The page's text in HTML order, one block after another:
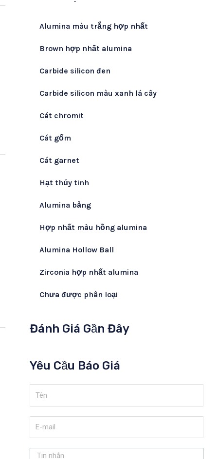
Alumina màu trắng hợp nhất
Brown hợp nhất alumina
Carbide silicon đen
Carbide silicon màu xanh lá cây
Cát chromit
Cát gốm
Cát garnet
Hạt thủy tinh
Alumina bảng
Hợp nhất màu hồng alumina
Alumina Hollow Ball
Zirconia hợp nhất alumina
Chưa được phân loại
Đánh Giá Gần Đây
Yêu Cầu Báo Giá